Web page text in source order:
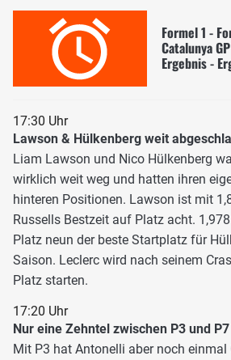
Formel 1 -
Catalunya
Ergebnis -
17:30 Uhr
Lawson & Hülkenberg weit
Liam Lawson und Nico Hülkenberg
wirklich weit weg und hatten ihren
hinteren Positionen. Lawson ist mit
Russells Bestzeit auf Platz acht.
Platz neun der beste Startplatz für
Saison. Leclerc wird nach seinem
Platz starten.
17:20 Uhr
Nur eine Zehntel zwischen P3 und P7
Mit P3 hat Antonelli aber noch einmal